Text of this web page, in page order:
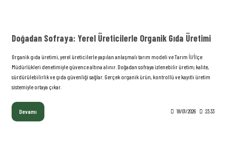
Doğadan Sofraya: Yerel Üreticilerle Organik Gıda Üretimi
Organik gıda üretimi, yerel üreticilerle yapılan anlaşmalı tarım modeli ve Tarım İl/İlçe
Müdürlükleri denetimiyle güvence altına alınır. Doğadan sofraya izlenebilir üretim; kalite,
sürdürülebilirlik ve gıda güvenliği sağlar. Gerçek organik ürün, kontrollü ve kayıtlı üretim
sistemiyle ortaya çıkar.
Devamı 18/01/2026 23:33